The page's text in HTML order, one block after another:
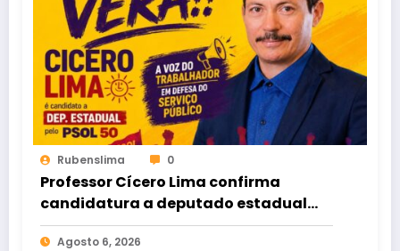
Rubenslima 0
Professor Cícero Lima confirma
candidatura a deputado estadual
pelo PSOL
Agosto 6, 2026